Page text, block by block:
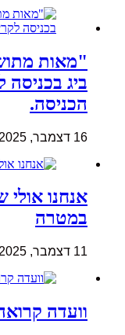
"מאות
ביג
הכניסה.
16 דצמבר, 2025
אנחנו אולי
במטרה
11 דצמבר, 2025
וועדה